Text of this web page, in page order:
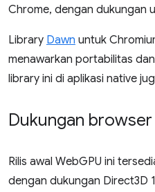
Chrome, dengan dukungan
Library Dawn untuk
menawarkan portabilitas
library ini di aplikasi native
Dukungan browser
Rilis awal WebGPU ini
dengan dukungan Direct3D